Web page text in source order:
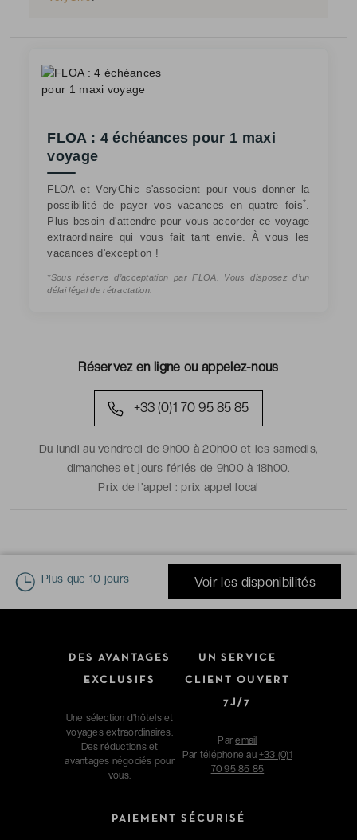
Réservez en ligne ou appelez-nous
+33 (0)1 70 95 85 85
Du lundi au vendredi de 9h00 à 20h00 et les samedis,
dimanches et jours fériés de 9h00 à 18h00.
Prix de l'appel :prix appel local
FLOA : 4 échéances pour 1 maxi
voyage
FLOA et VeryChic s'associent pour vous donner la
possibilité de payer vos vacances en quatre fois*
Plus besoin d'attendre pour vous accorder ce voyage
extraordinaire qui vous fait tant envie. À vous les
vacances d'exception !
*Sous réserve d’acceptation par FLOA. Vous disposez d’un
délai légal de rétractation.
Plus que 10 jours Voir les disponibilités
DES AVANTAGES
EXCLUSIFS
Une sélection d'hôtels et
voyages extraordinaires.
Des réductions et
avantages négociés pour
vous.
UN SERVICE
CLIENT OUVERT
7J/7
Paremail
Par téléphone au +33 (0)1
70 95 85 85
PAIEMENT SÉCURISÉ